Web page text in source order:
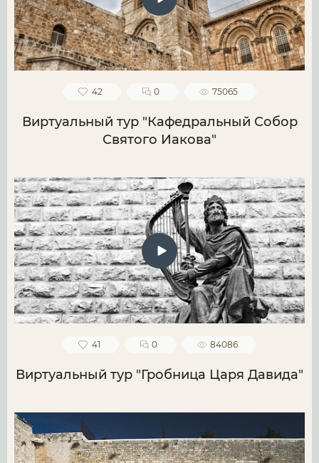
42 0 75065
Виртуальный тур "Кафедральный Собор
Святого Иакова"
41 0 84086
Виртуальный тур "Гробница Царя Давида"